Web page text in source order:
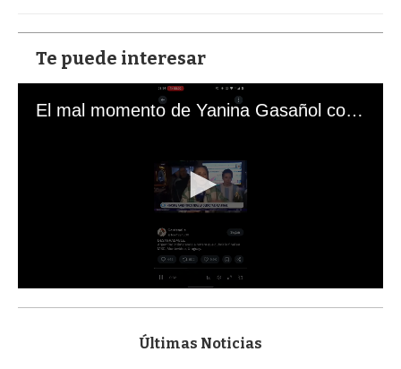
Te puede interesar
El mal momento de Yanina Gasañol con un hincha argentino en "Subrayado"
s
Últimas Noticias